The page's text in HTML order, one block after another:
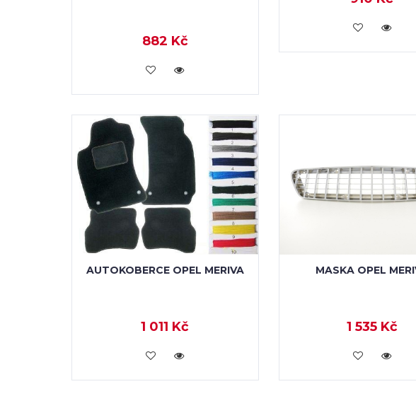
882 Kč
KOUPIT
KOUPIT
AUTOKOBERCE OPEL MERIVA
1 011 Kč
KOUPIT
MASKA OPEL
1 535 Kč
KOUPIT